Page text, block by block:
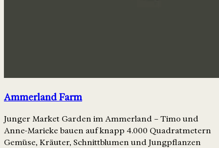
Ammerland Farm
Junger Market Garden im Ammerland – Timo und
Anne-Marieke bauen auf knapp 4.000 Quadratmetern
Gemüse, Kräuter, Schnittblumen und Jungpflanzen